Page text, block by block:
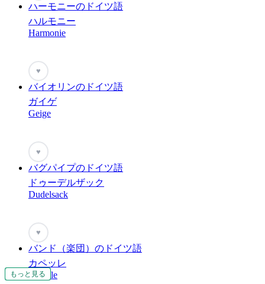
もっと見る
もっと見る
もっと見る
もっと見る
もっと見る
もっと見る
もっと見る
ハーモニーのドイツ語
ハルモニー
Harmonie
♥
バイオリンのドイツ語
ガイゲ
Geige
♥
バグパイプのドイツ語
ドゥーデルザック
Dudelsack
♥
バンド（楽団）のドイツ語
カペッレ
Kapelle